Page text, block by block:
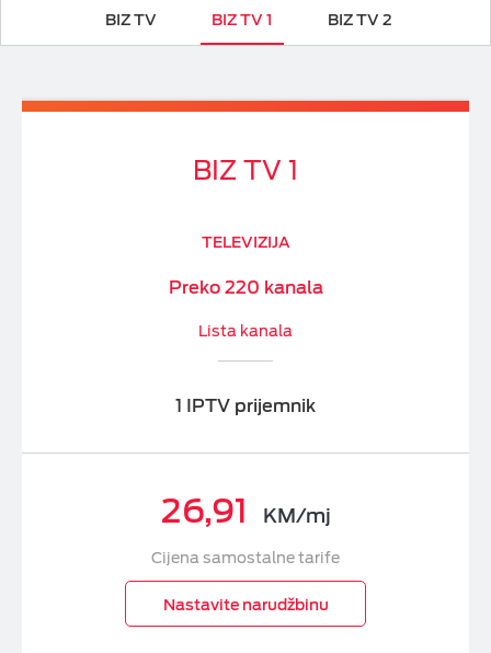
BIZ TV BIZ TV 1 BIZ TV 2
BIZ TV 1
TELEVIZIJA
Preko 220 kanala
Lista kanala
1 IPTV prijemnik
26,91 KM/mj
Cijena samostalne tarife
Nastavite narudžbinu